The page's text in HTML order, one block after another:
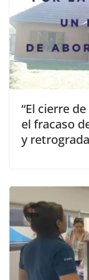
“El cierre
el fracaso
y